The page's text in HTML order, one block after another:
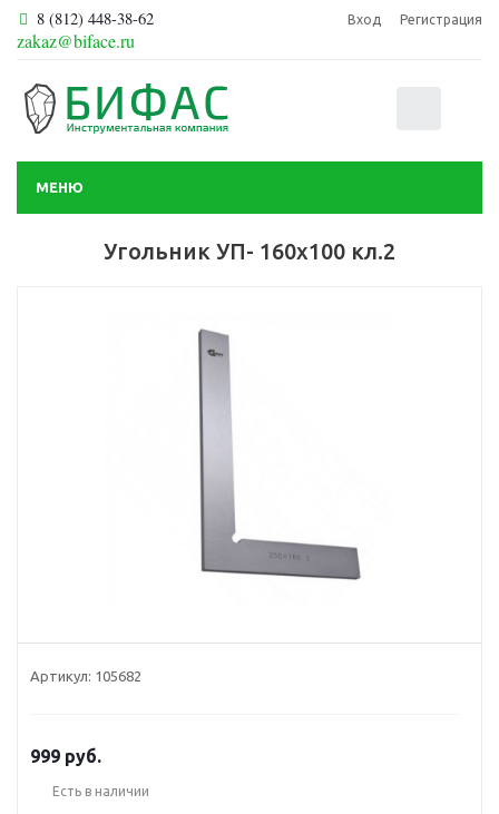
8 (812) 448-38-62
zakaz@biface.ru
Вход Регистрация
МЕНЮ
Угольник УП- 160х100 кл.2
Артикул: 105682
999 руб.
Есть в наличии